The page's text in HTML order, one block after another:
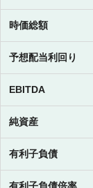
時価総額
予想配当利回り
EBITDA
純資産
有利子負債